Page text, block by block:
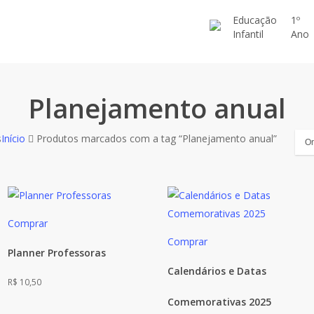
Educação
Infantil
1º
Ano
Planejamento anual
Classificado
recente
Início Produtos marcados com a tag “Planejamento anual”
Comprar
Planner Professoras
R$ 10,50
Comprar
Calendários e Datas
Comemorativas 2025